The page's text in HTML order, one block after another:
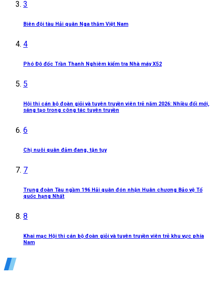
3
Biên đội tàu Hải quân Nga thăm Việt Nam
4
Phó Đô đốc Trần Thanh Nghiêm kiểm tra Nhà máy X52
5
Hội thi cán bộ đoàn giỏi và tuyên truyền viên trẻ năm 2026: Nhiều đổi mới,
sáng tạo trong công tác tuyên truyền
6
Chị nuôi quân đảm đang, tận tụy
7
Trung đoàn Tàu ngầm 196 Hải quân đón nhận Huân chương Bảo vệ Tổ
quốc hạng Nhất
8
Khai mạc Hội thi cán bộ đoàn giỏi và tuyên truyền viên trẻ khu vực phía
Nam